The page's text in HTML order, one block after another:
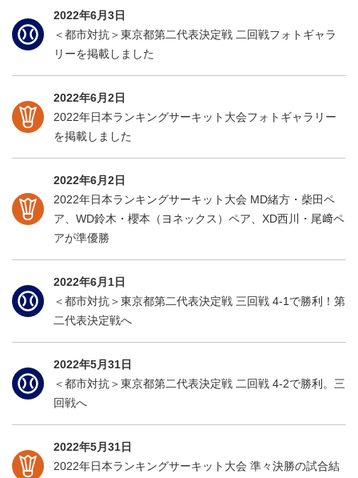
2022年6月3日
＜都市対抗＞東京都第二代表決定戦 二回戦フォトギャラ
リーを掲載しました
2022年6月2日
2022年日本ランキングサーキット大会フォトギャラリー
を掲載しました
2022年6月2日
2022年日本ランキングサーキット大会 MD緒方・柴田ペ
ア、WD鈴木・櫻本（ヨネックス）ペア、XD西川・尾﨑ペ
アが準優勝
2022年6月1日
＜都市対抗＞東京都第二代表決定戦 三回戦 4-1で勝利！第
二代表決定戦へ
2022年5月31日
＜都市対抗＞東京都第二代表決定戦 二回戦 4-2で勝利。三
回戦へ
2022年5月31日
2022年日本ランキングサーキット大会 準々決勝の試合結